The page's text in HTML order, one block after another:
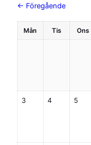
← Föregående
Mån Tis Ons
3 4 5